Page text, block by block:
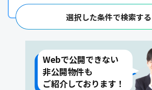
選択した条件で検索する
今すぐ無料リクエスト
不動産コンサルタントに希望条件を伝えて
非公開物件も
ご紹介しております！